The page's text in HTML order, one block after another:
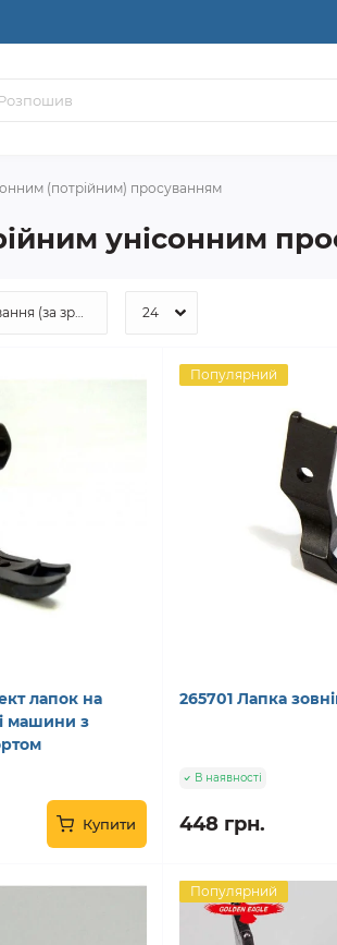
(потрійним) просуванням
унісонним
лапок на
машини з
Купити
Популярний
265701 Лапка
В наявності
448 грн.
Популярний